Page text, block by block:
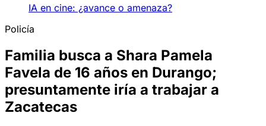
IA en cine: ¿avance o amenaza?
Policía
Familia busca a Shara Pamela
Favela de 16 años en Durango;
presuntamente iría a trabajar a
Zacatecas